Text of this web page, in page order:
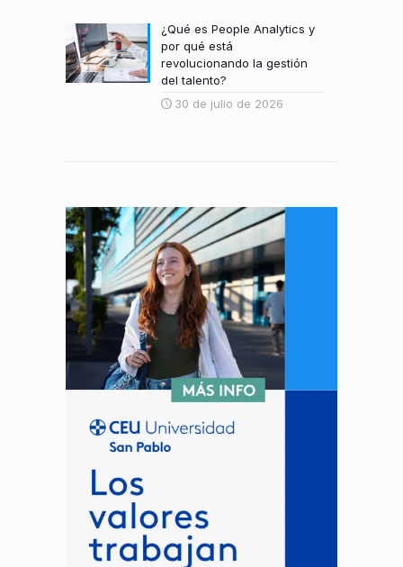
¿Qué es People Analytics y
por qué está
revolucionando la gestión
del talento?
30 de julio de 2026